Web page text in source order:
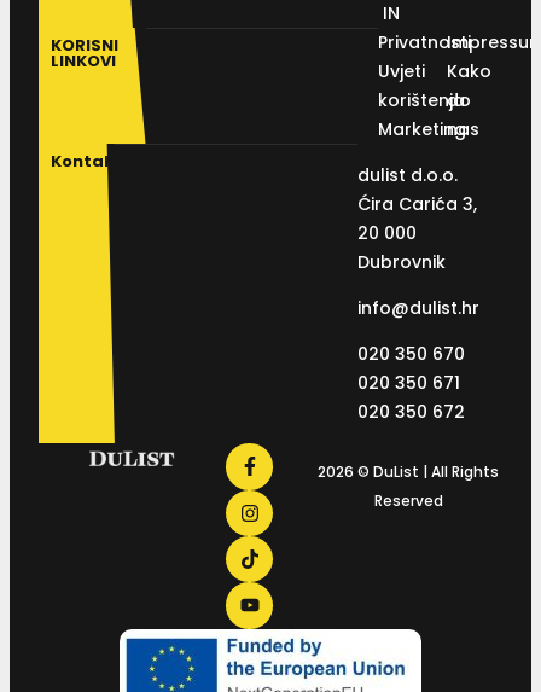
IN
KORISNI
LINKOVI
Privatnosti
Uvjeti
korištenja
Marketing
Kako
do
nas
Kontakt
dulist d.o.o.
Ćira Carića 3,
20 000
Dubrovnik
info@dulist.hr
020 350 670
020 350 671
020 350 672
2026 © DuList | All Rights
Reserved